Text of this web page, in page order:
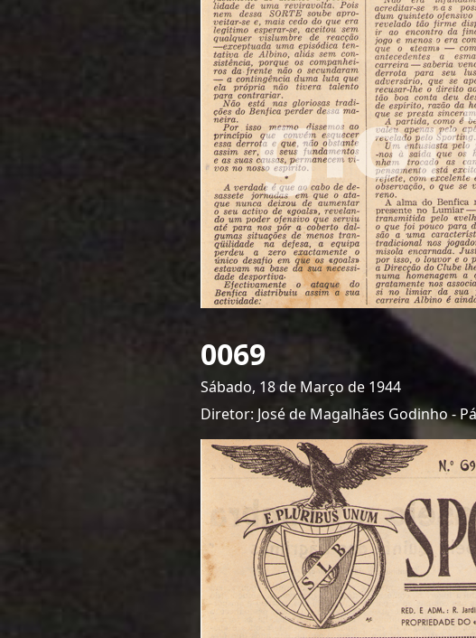
0069
Sábado, 18 de Março de 1944
Diretor: José de Magalhães Godinho -